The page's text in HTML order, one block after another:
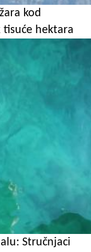
kod
tisuće hektara
Stručnjaci